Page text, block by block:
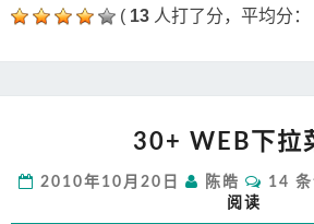
( 13 人打了分，平均分：
WEB
拉
菜
30+ WEB下拉
2010年10月20日 陈皓
评
14
阅读